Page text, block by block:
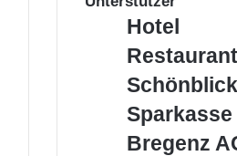
Hotel
Schönblick
Hotel
Restaurant
Schönblick
Sparkasse
Bregenz
AG
Sparkasse
Bregenz